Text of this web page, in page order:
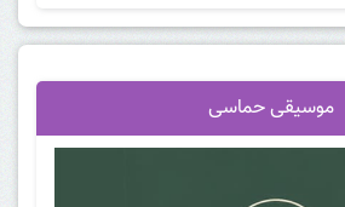
موسیقی حماسی